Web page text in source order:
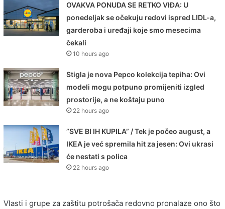
OVAKVA PONUDA SE RETKO VIĐA: U
ponedeljak se očekuju redovi ispred LIDL-a,
garderoba i uređaji koje smo mesecima
čekali
10 hours ago
Stigla je nova Pepco kolekcija tepiha: Ovi
modeli mogu potpuno promijeniti izgled
prostorije, a ne koštaju puno
22 hours ago
”SVE BI IH KUPILA” / Tek je počeo august, a
IKEA je već spremila hit za jesen: Ovi ukrasi
će nestati s polica
22 hours ago
Vlasti i grupe za zaštitu potrošača redovno pronalaze ono što